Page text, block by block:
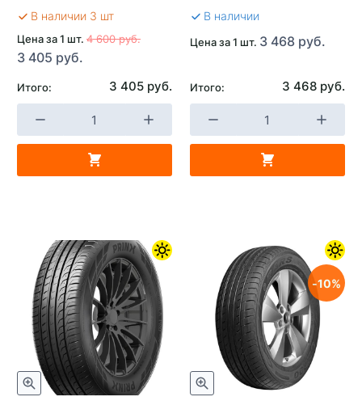
В наличии 3 шт
Цена за 1 шт. 4 600 руб.
3 405 руб.
Итого: 3 405 руб.
В наличии
Цена за 1 шт. 3 468 руб.
Итого: 3 468 руб.
10